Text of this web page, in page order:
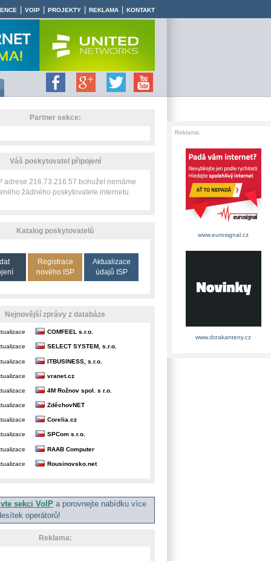
VOIP PROJEKTY REKLAMA KONTAKT
Partner sekce:
Váš poskytovatel připojení
adrese 216.73.216.57 bohužel nemáme
žádného poskytovatele internetu.
Katalog poskytovatelů
Registrace
nového ISP
Aktualizace
údajů ISP
Nejnovější zprávy z databáze
COMFEEL s.r.o.
SELECT SYSTEM, s.r.o.
ITBUSINESS, s.r.o.
vranet.cz
4M Rožnov spol. s r.o.
ZděchovNET
Corelia.cz
SPCom s.r.o.
RAAB Computer
Rousinovsko.net
sekci VoIP a porovnejte nabídku více
operátorů!
Reklama:
Reklama:
www.eurosignal.cz
www.drzakanteny.cz